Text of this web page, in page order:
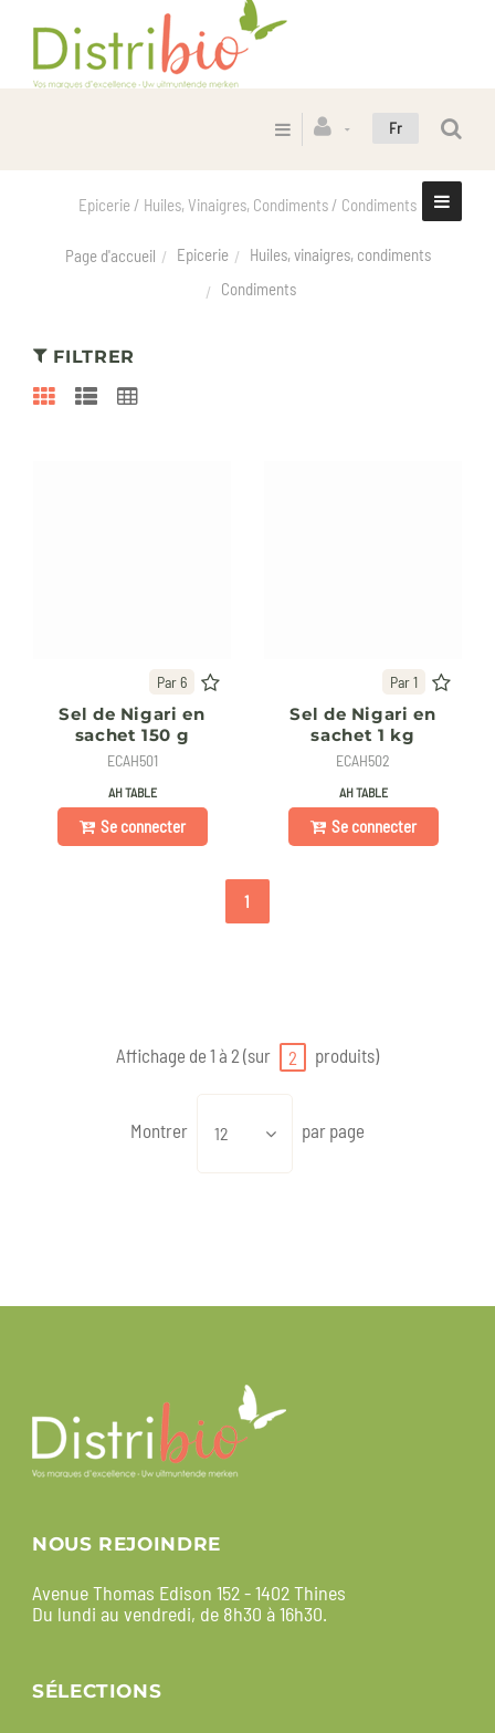
Fr
Epicerie / Huiles, Vinaigres, Condiments / Condiments
Page d'accueil Epicerie
Huiles, vinaigres, condiments
Condiments
FILTRER
Par 6
Sel de Nigari en
sachet 150 g
ECAH501
AH TABLE
Se connecter
Par 1
Sel de Nigari en
sachet 1 kg
ECAH502
AH TABLE
Se connecter
1
Affichage de 1 à 2 (sur 2 produits)
Montrer 12 par page
NOUS REJOINDRE
Avenue Thomas Edison 152 - 1402 Thines
Du lundi au vendredi, de 8h30 à 16h30.
SÉLECTIONS